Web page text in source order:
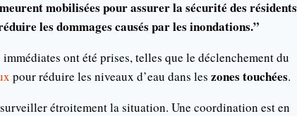
mobilisées pour assurer la sécurité des résidents
les dommages causés par les inondations.”
ont été prises, telles que le déclenchement du
pour réduire les niveaux d’eau dans les zones touchées.
étroitement la situation. Une coordination est en